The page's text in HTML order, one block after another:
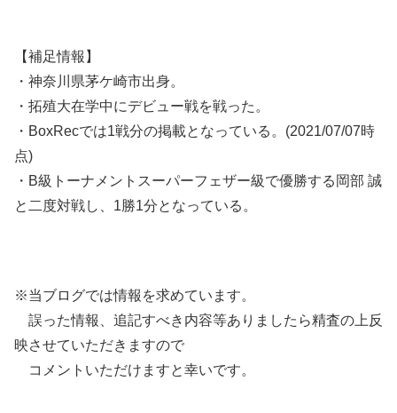
【補足情報】
・神奈川県茅ケ崎市出身。
・拓殖大在学中にデビュー戦を戦った。
・BoxRecでは1戦分の掲載となっている。(2021/07/07時
点)
・B級トーナメントスーパーフェザー級で優勝する岡部 誠
と二度対戦し、1勝1分となっている。
※当ブログでは情報を求めています。
誤った情報、追記すべき内容等ありましたら精査の上反
映させていただきますので
コメントいただけますと幸いです。